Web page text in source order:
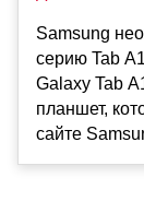
Samsung
серию Tab
Galaxy Tab
планшет,
сайте